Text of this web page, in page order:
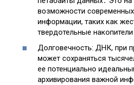
возможности современных
информации, таких как
твердотельные
Долговечность: ДНК, при
может сохраняться
ее потенциально
архивирования важной